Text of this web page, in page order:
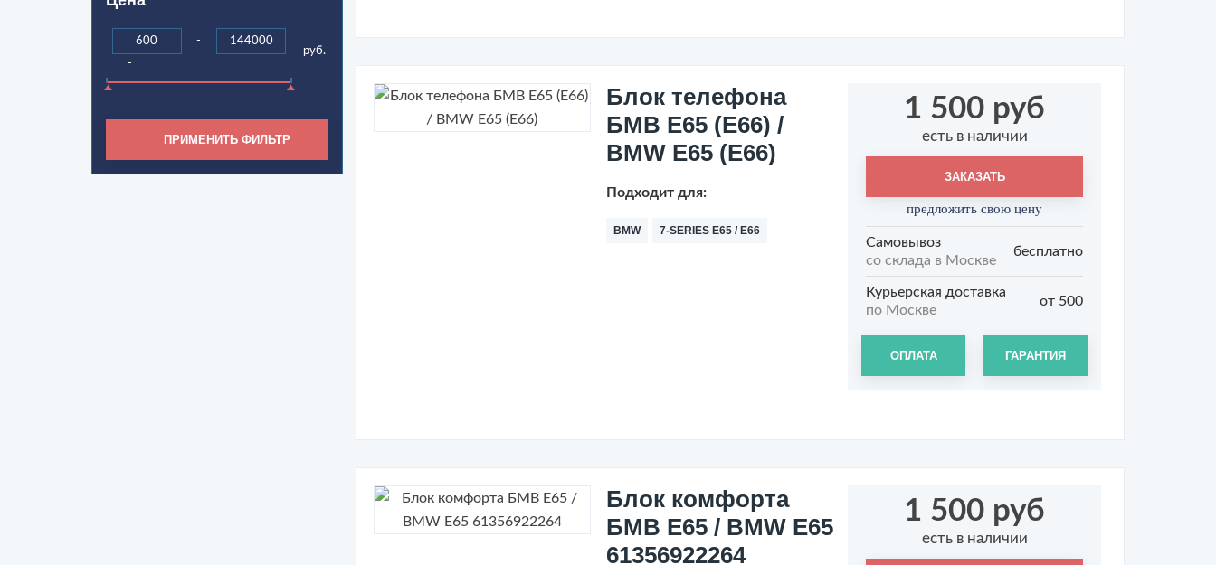
-
-
руб.
ПРИМЕНИТЬ ФИЛЬТР
Блок телефона
БМВ Е65 (Е66) /
BMW E65 (E66)
Подходит для:
BMW 7-SERIES E65 / E66
1 500 руб
есть в наличии
ЗАКАЗАТЬ
предложить свою цену
Самовывоз
со склада в Москве
бесплатно
Курьерская доставка
по Москве
от 500
ОПЛАТА ГАРАНТИЯ
Блок комфорта
БМВ Е65 / BMW E65
61356922264
1 500 руб
есть в наличии